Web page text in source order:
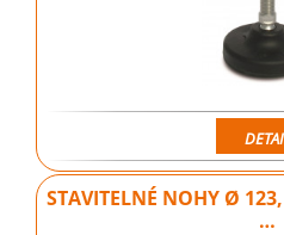
STAVITELNÉ NOHY Ø
…